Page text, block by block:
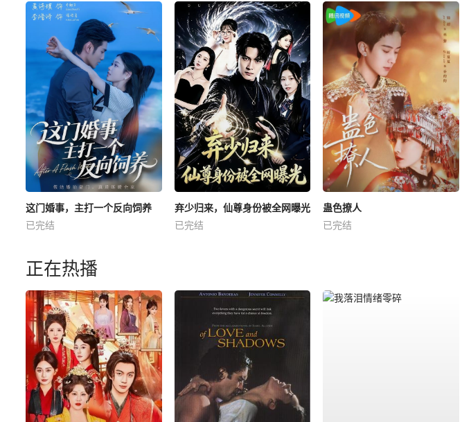
这门婚事，主打一个反向饲养
已完结
弃少归来，仙尊身份被全网曝光
已完结
蛊色撩人
已完结
正在热播